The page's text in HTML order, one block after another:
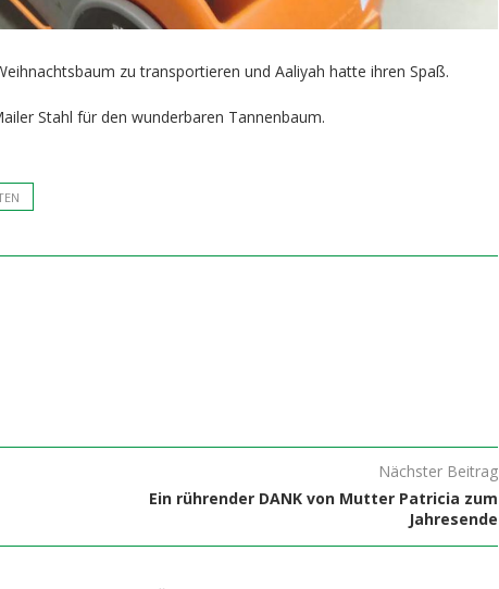
zu transportieren und Aaliyah hatte ihren Spaß.
Stahl für den wunderbaren Tannenbaum.
Nächster Beitrag
Ein rührender DANK von Mutter Patricia zum
Jahresende